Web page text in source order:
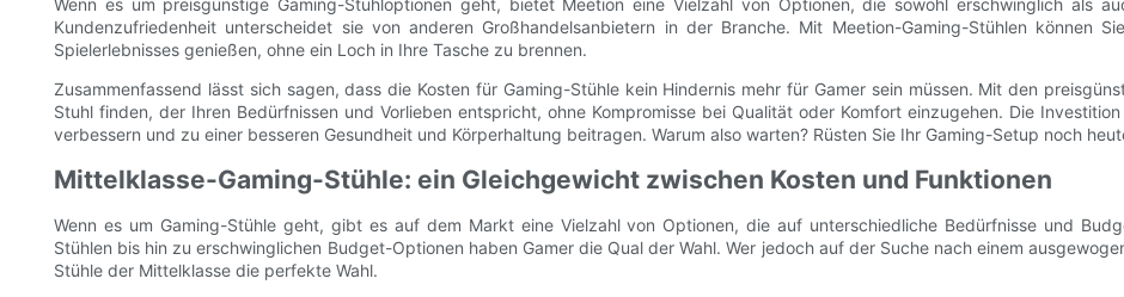
Wenn es um preisgünstige Gaming-Stuhloptionen geht, bietet Meetion eine Vielzahl von Optionen, die sowohl erschwinglich als
Kundenzufriedenheit unterscheidet sie von anderen Großhandelsanbietern in der Branche. Mit Meetion-Gaming-Stühlen können
Spielerlebnisses genießen, ohne ein Loch in Ihre Tasche zu brennen.
Zusammenfassend lässt sich sagen, dass die Kosten für Gaming-Stühle kein Hindernis mehr für Gamer sein müssen. Mit den
Stuhl finden, der Ihren Bedürfnissen und Vorlieben entspricht, ohne Kompromisse bei Qualität oder Komfort einzugehen. Die
verbessern und zu einer besseren Gesundheit und Körperhaltung beitragen. Warum also warten? Rüsten Sie Ihr Gaming-Setup noch
Mittelklasse-Gaming-Stühle: ein Gleichgewicht zwischen Kosten und Funktionen
Wenn es um Gaming-Stühle geht, gibt es auf dem Markt eine Vielzahl von Optionen, die auf unterschiedliche Bedürfnisse und
Stühlen bis hin zu erschwinglichen Budget-Optionen haben Gamer die Qual der Wahl. Wer jedoch auf der Suche nach einem
Stühle der Mittelklasse die perfekte Wahl.